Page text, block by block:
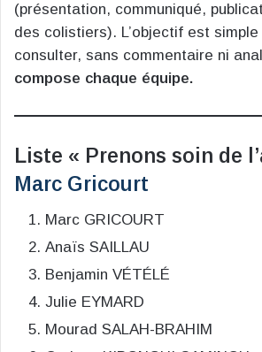
(présentation, communiqué,
des colistiers). L’objectif est
consulter, sans commentaire ni
compose chaque équipe.
Liste « Prenons soin de
Marc Gricourt
Marc GRICOURT
Anaïs SAILLAU
Benjamin VÉTÉLÉ
Julie EYMARD
Mourad SALAH-BRAHIM